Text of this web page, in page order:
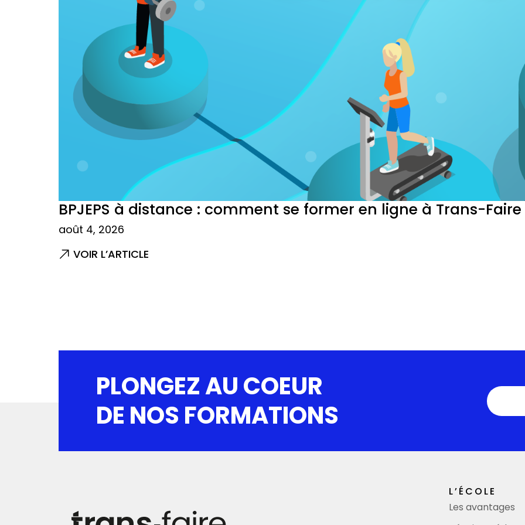
BPJEPS à distance : comment se former en ligne à Trans-Faire
août 4, 2026
VOIR L’ARTICLE
PLONGEZ AU COEUR
DE NOS FORMATIONS
L’ÉCOLE
Les avantages